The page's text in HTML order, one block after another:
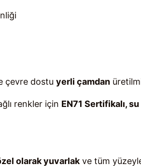
çevre dostu yerli çamdan
renkler için EN71 Sertifikalı,
olarak yuvarlakve tüm